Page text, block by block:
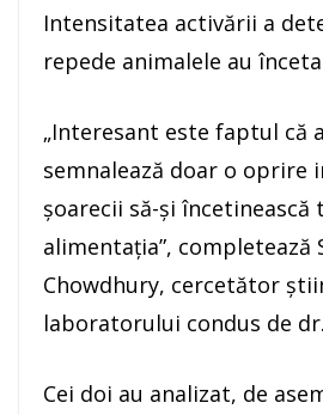
Intensitatea activării a
repede animalele au
„Interesant este faptul că
semnalează doar o oprire
şoarecii să-şi
alimentaţia”, completează
Chowdhury, cercetător
laboratorului condus de
Cei doi au analizat, de